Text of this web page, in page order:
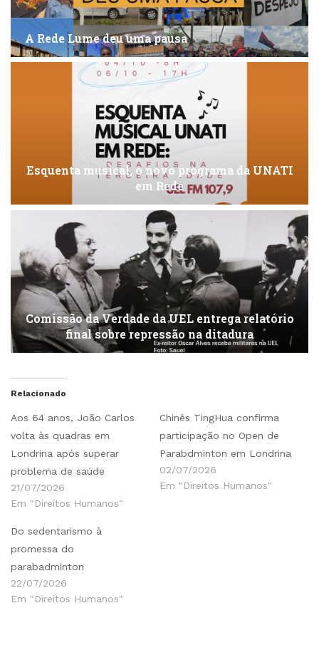
A Rede Lume deu uma pausa
Esquenta musical, o novo programa da UNATI
em Rede
Comissão da Verdade da UEL entrega relatório
final sobre repressão na ditadura
Relacionado
Aos 64 anos, João Carlos
volta às quadras em
Londrina após superar
problema de saúde
21/07/2026
Em "Direitos Humanos"
Chinês TingHua confirma
participação no Open de
Parabdminton em Londrina
02/07/2026
Em "Direitos Humanos"
Do sedentarismo à
promessa do
parabadminton
22/07/2026
Em "Direitos Humanos"